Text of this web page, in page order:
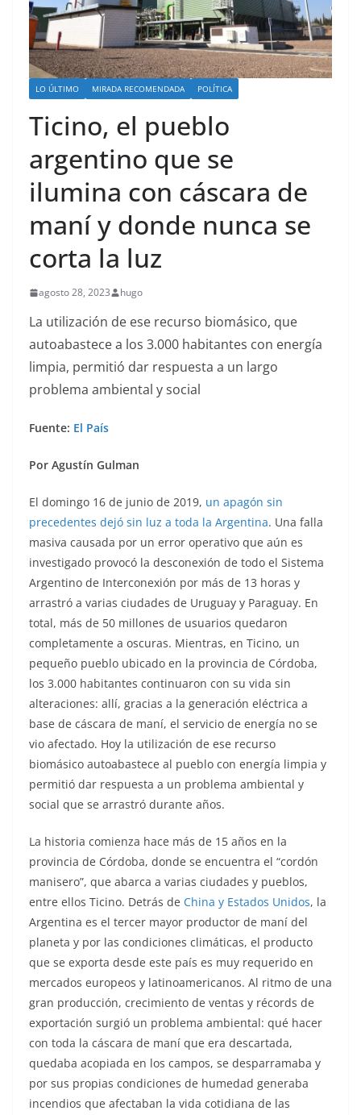
LO ÚLTIMO MIRADA RECOMENDADA POLÍTICA
Ticino, el pueblo
argentino que se
ilumina con cáscara de
maní y donde nunca se
corta la luz
agosto 28, 2023 hugo
La utilización de ese recurso biomásico, que
autoabastece a los 3.000 habitantes con energía
limpia, permitió dar respuesta a un largo
problema ambiental y social
Fuente: El País
Por Agustín Gulman
El domingo 16 de junio de 2019, un apagón sin
precedentes dejó sin luz a toda la Argentina. Una falla
masiva causada por un error operativo que aún es
investigado provocó la desconexión de todo el Sistema
Argentino de Interconexión por más de 13 horas y
arrastró a varias ciudades de Uruguay y Paraguay. En
total, más de 50 millones de usuarios quedaron
completamente a oscuras. Mientras, en Ticino, un
pequeño pueblo ubicado en la provincia de Córdoba,
los 3.000 habitantes continuaron con su vida sin
alteraciones: allí, gracias a la generación eléctrica a
base de cáscara de maní, el servicio de energía no se
vio afectado. Hoy la utilización de ese recurso
biomásico autoabastece al pueblo con energía limpia y
permitió dar respuesta a un problema ambiental y
social que se arrastró durante años.
La historia comienza hace más de 15 años en la
provincia de Córdoba, donde se encuentra el “cordón
manisero”, que abarca a varias ciudades y pueblos,
entre ellos Ticino. Detrás de China y Estados Unidos, la
Argentina es el tercer mayor productor de maní del
planeta y por las condiciones climáticas, el producto
que se exporta desde este país es muy requerido en
mercados europeos y latinoamericanos. Al ritmo de una
gran producción, crecimiento de ventas y récords de
exportación surgió un problema ambiental: qué hacer
con toda la cáscara de maní que era descartada,
quedaba acopiada en los campos, se desparramaba y
por sus propias condiciones de humedad generaba
incendios que afectaban la vida cotidiana de las